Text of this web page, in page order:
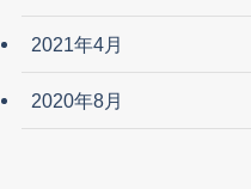
2021年4月
2020年8月